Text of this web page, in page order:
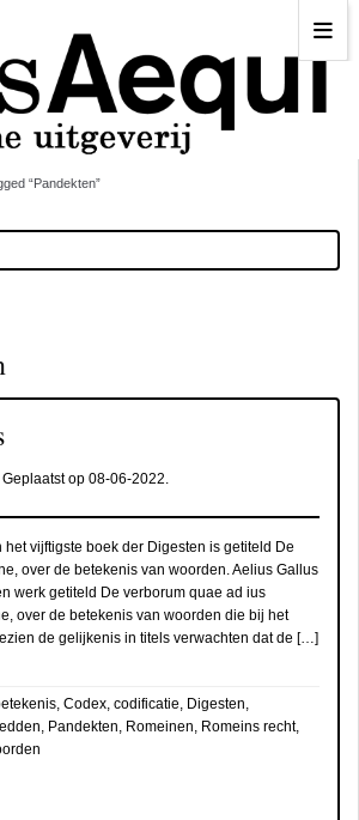
“Pandekten”
Geplaatst op 08-06-2022.
het vijftigste boek der Digesten is getiteld De
over de betekenis van woorden. Aelius Gallus
werk getiteld De verborum quae ad ius
over de betekenis van woorden die bij het
de gelijkenis in titels verwachten dat de […]
, Codex, codificatie, Digesten,
, Pandekten, Romeinen, Romeins recht,